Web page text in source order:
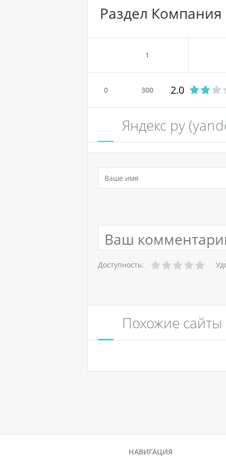
Раздел Компания
1
0 300 2.0
Яндекс ру
Доступность:
Похожие сайты
НАВИГАЦИЯ